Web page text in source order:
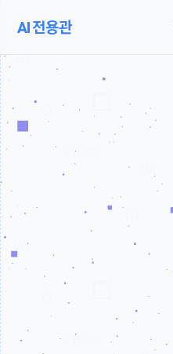
AI 전용관